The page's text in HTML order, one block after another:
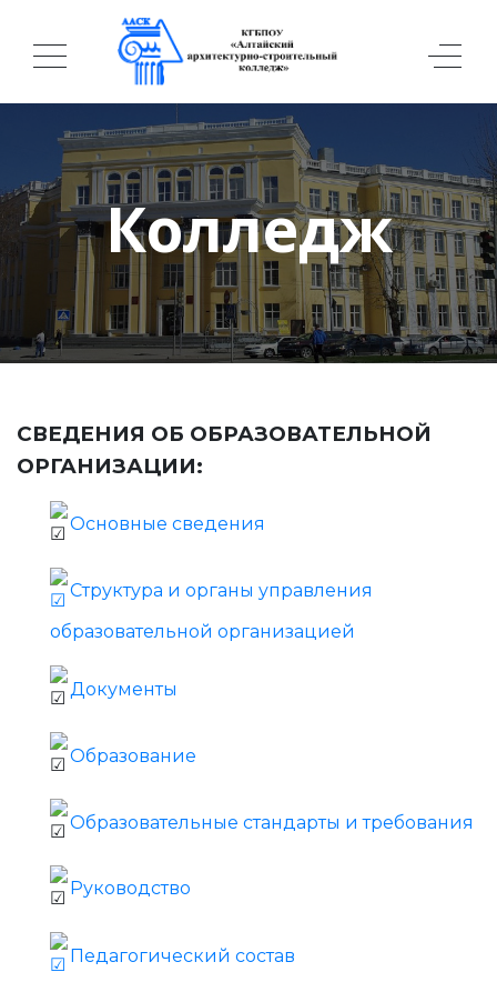
Колледж
СВЕДЕНИЯ ОБ ОБРАЗОВАТЕЛЬНОЙ
ОРГАНИЗАЦИИ:
Основные сведения
Структура и органы управления
образовательной организацией
Документы
Образование
Образовательные стандарты и требования
Руководство
Педагогический состав